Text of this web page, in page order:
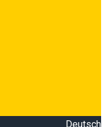
Deutsch